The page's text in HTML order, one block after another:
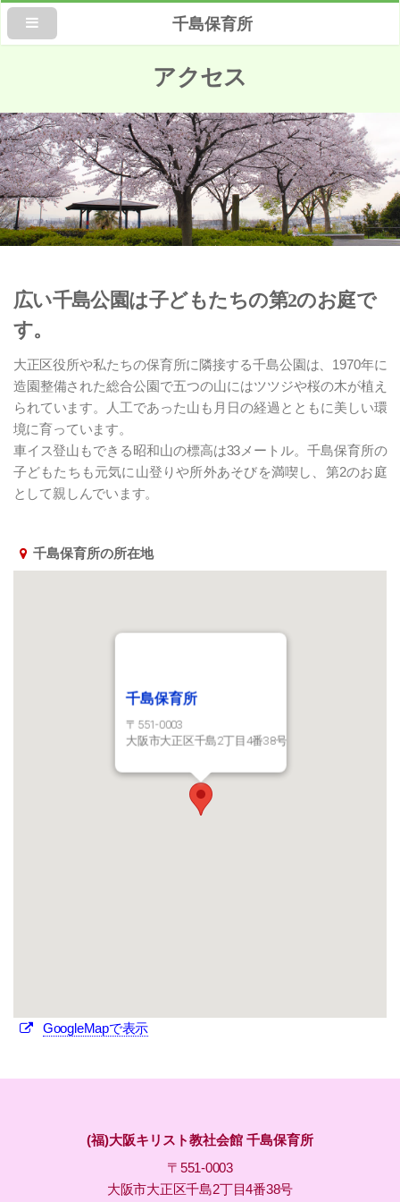
千島保育所
アクセス
広い千島公園は子どもたちの第2のお庭で
す。
大正区役所や私たちの保育所に隣接する千島公園は、1970年に
造園整備された総合公園で五つの山にはツツジや桜の木が植え
られています。人工であった山も月日の経過とともに美しい環
境に育っています。
車イス登山もできる昭和山の標高は33メートル。千島保育所の
子どもたちも元気に山登りや所外あそびを満喫し、第2のお庭
として親しんでいます。
千島保育所の所在地
千島保育所
〒551-0003
大阪市大正区千島2丁目4番38号
GoogleMapで表示
(福)大阪キリスト教社会館 千島保育所
〒551-0003
大阪市大正区千島2丁目4番38号